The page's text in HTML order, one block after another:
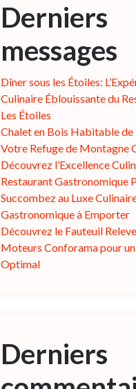
Derniers
messages
Dîner sous les Étoiles:
Culinaire Éblouissante du
Les Étoiles
Chalet en Bois Habitable de
Votre Refuge de Montagne
Découvrez l’Excellence
Restaurant Gastronomique
Succombez au Luxe
Gastronomique à Emporter
Découvrez le Fauteuil
Moteurs Conforama pour
Optimal
Derniers